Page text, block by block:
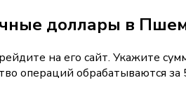
доллары в
на его сайт. Укажите
операций обрабатываются